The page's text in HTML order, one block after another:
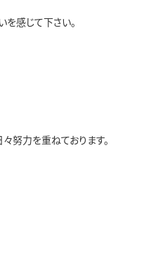
感じて下さい。
努力を重ねております。